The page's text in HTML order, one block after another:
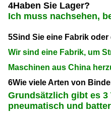
4Haben Sie Lager?
Ich muss nachsehen,
5Sind Sie eine Fabrik
Wir sind eine Fabrik, um
Maschinen aus China
6Wie viele Arten von
Grundsätzlich gibt es 3
pneumatisch und